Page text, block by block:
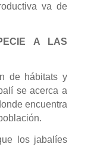
va de
A LAS
de hábitats y
se acerca a
encuentra
los jabalíes